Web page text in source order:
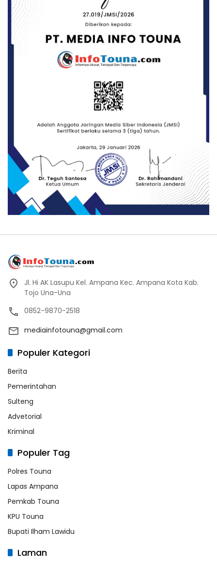
Jl. Hi AK Lasupu Kel. Ampana Kec. Ampana Kota Kab.
Tojo Una-Una
0852-9870-2518
mediainfotouna@gmail.com
Populer Kategori
Berita
Pemerintahan
Sulteng
Advetorial
Kriminal
Populer Tag
Polres Touna
Lapas Ampana
Pemkab Touna
KPU Touna
Bupati Ilham Lawidu
Laman